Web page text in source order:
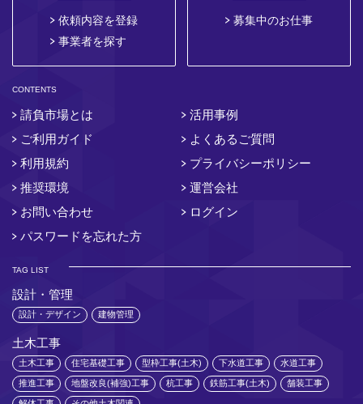
依頼内容を登録
事業者を探す
募集中のお仕事
CONTENTS
請負市場とは
活用事例
ご利用ガイド
よくあるご質問
利用規約
プライバシーポリシー
推奨環境
運営会社
お問い合わせ
ログイン
パスワードを忘れた方
TAG LIST
設計・管理
設計・デザイン 建物管理
土木工事
土木工事 住宅基礎工事 型枠工事(土木) 下水道工事 水道工事
推進工事 地盤改良(補強)工事 杭工事 鉄筋工事(土木) 舗装工事